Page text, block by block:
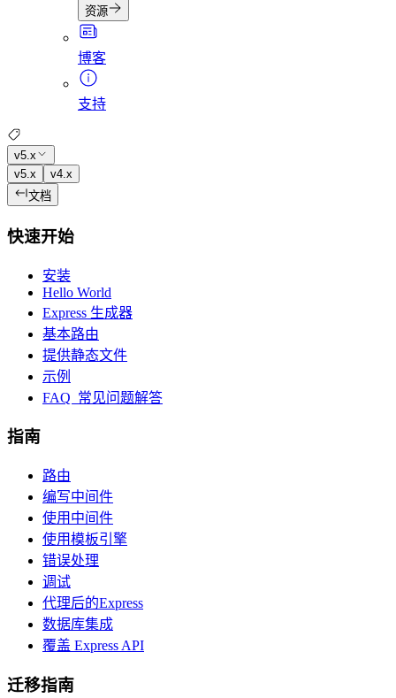
资源
博客
支持
v5.x
v5.x
v4.x
文档
快速开始
安装
Hello World
Express 生成器
基本路由
提供静态文件
示例
FAQ 常见问题解答
指南
路由
编写中间件
使用中间件
使用模板引擎
错误处理
调试
代理后的Express
数据库集成
覆盖 Express API
迁移指南